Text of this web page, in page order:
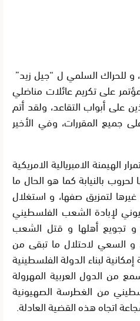
و للحراك السلمي ل “جيل زيد”
على تكريم عائلات مناضلي
على أبواب التقاعد، ولقد أتم
جميع المقررات، وفي الأخير
الامبريالية الامريكية
بالنيابة كما هو الحال ما
لتمزيق صفها، و استغلال
لإبادة الشعب الفلسطيني
و تجويع أهلها و قتل الشعب
و السعي لاحتلال ما تبقى من
لبناء الدولة الفلسطينية
من الدول العربية المهرولة
من الغطرسة الصهيونية
اتجاه هذه القضية العادلة.